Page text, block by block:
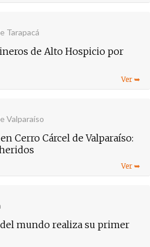
Tarapacá
de Alto Hospicio por
Valparaíso
Cerro Cárcel de Valparaíso:
mundo realiza su primer